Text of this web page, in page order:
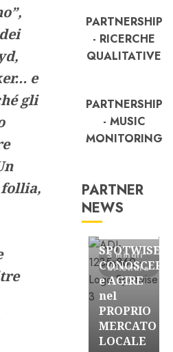
e
gli
follia,
PARTNERSHIP
- RICERCHE
QUALITATIVE
PARTNERSHIP
- MUSIC
MONITORING
PARTNER
NEWS
3 minuti
di lettura
FREE
SPOTWISE:
CONOSCERE
e AGIRE
nel
PROPRIO
MERCATO
LOCALE
FREE